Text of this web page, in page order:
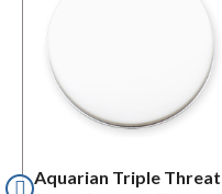
Aquarian Triple Threat